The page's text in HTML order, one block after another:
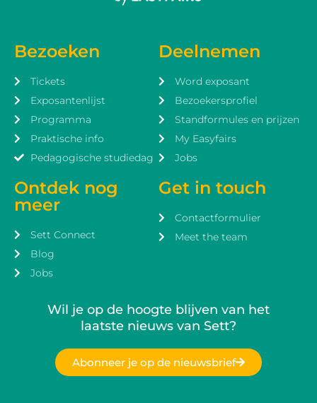
Bezoeken
Tickets
Exposantenlijst
Programma
Praktische info
Pedagogische studiedag
Ontdek nog
meer
Sett Connect
Blog
Jobs
Deelnemen
Word exposant
Bezoekersprofiel
Standformules en prijzen
My Easyfairs
Jobs
Get in touch
Contactformulier
Meet the team
Wil je op de hoogte blijven van het
laatste nieuws van Sett?
Abonneer je op de nieuwsbrief